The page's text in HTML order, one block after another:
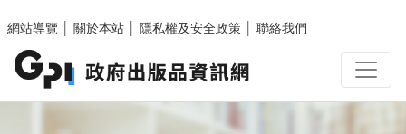
網站導覽
關於本站 隱私權及安全政策 聯絡我們